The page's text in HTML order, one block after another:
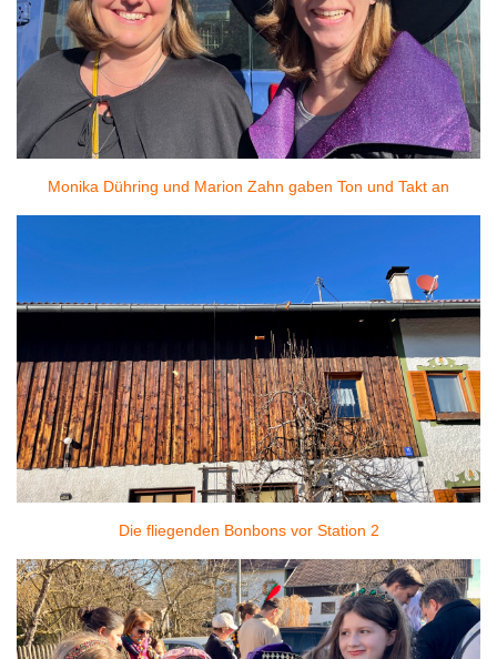
Monika Dühring und Marion Zahn gaben Ton und Takt an
Die fliegenden Bonbons vor Station 2